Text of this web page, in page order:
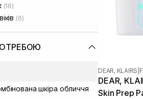
(16)
(6)
шкіра обличчя
DEAR, KLAIRS
DEAR,
Skin Prep